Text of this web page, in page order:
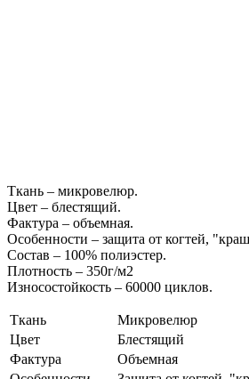
Ткань – микровелюр.
Цвет – блестящий.
Фактура – объемная.
Особенности – защита от когтей,
Состав – 100% полиэстер.
Плотность – 350г/м2
Износостойкость – 60000 циклов.
Ткань
Микровелюр
Цвет
Блестящий
Фактура
Объемная